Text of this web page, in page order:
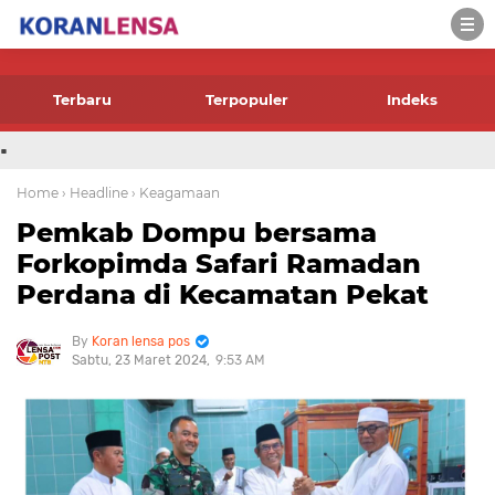
-->
Terbaru Terpopuler Indeks
.
Home › Headline › Keagamaan
Pemkab Dompu bersama
Forkopimda Safari Ramadan
Perdana di Kecamatan Pekat
Koran lensa pos
Sabtu, 23 Maret 2024 9:53 AM